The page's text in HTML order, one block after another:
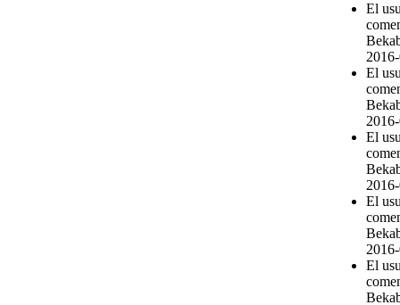
El
El
El
El
El